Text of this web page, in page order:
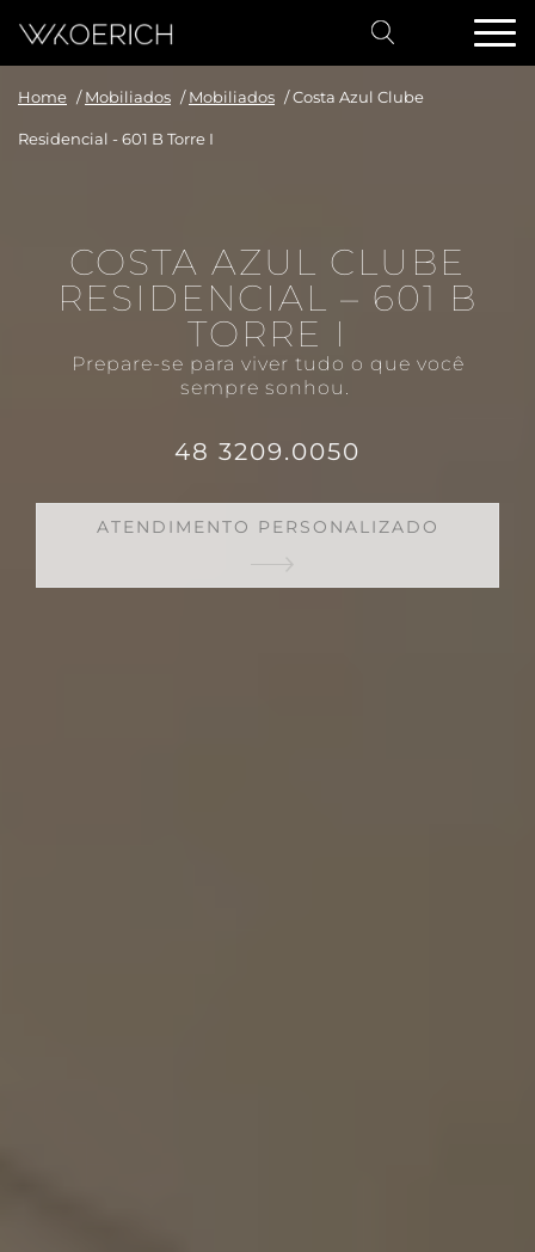
Home /Mobiliados /Mobiliados /Costa Azul Clube
Residencial - 601 B Torre I
COSTA AZUL CLUBE
RESIDENCIAL – 601 B
TORRE I
Prepare-se para viver tudo o que você
sempre sonhou.
48 3209.0050
ATENDIMENTO PERSONALIZADO